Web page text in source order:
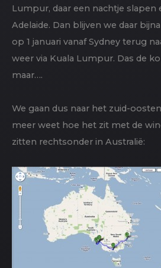
Lumpur, daar een nachtje slapen
Adelaide. Dan blijven we daar
op 1 januari vanaf Sydney terug
weer via Kuala Lumpur. Das de
maar….
We gaan dus naar het zuid-
meer weet hoe het zit met de
zitten rechtsonder in Australië: